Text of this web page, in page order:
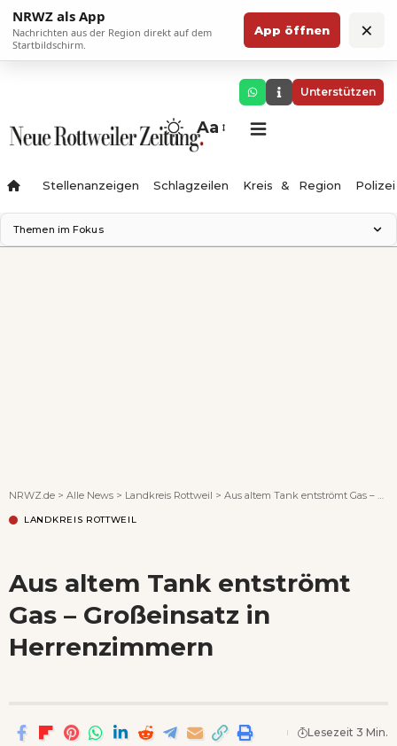
NRWZ als App
Nachrichten aus der Region direkt auf dem
Startbildschirm.
App öffnen ×
Unterstützen
Aa
Stellenanzeigen Schlagzeilen Kreis & Region Polizei
Themen im Fokus
NRWZ.de > Alle News > Landkreis Rottweil > Aus altem Tank entströmt Gas – Großeinsatz in Herrenzimmern
LANDKREIS ROTTWEIL
Aus altem Tank entströmt
Gas – Großeinsatz in
Herrenzimmern
Lesezeit 3 Min.